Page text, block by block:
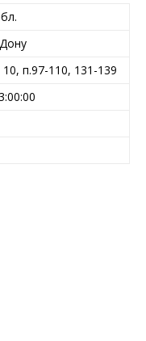
п.97-110, 131-139